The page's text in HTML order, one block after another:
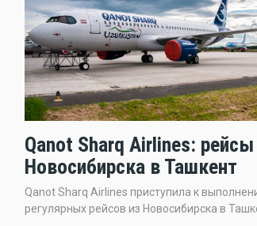
Qanot Sharq Airlines: рейсы
Новосибирска в Ташкент
Qanot Sharq Airlines приступила к
регулярных рейсов из Новосибирска в